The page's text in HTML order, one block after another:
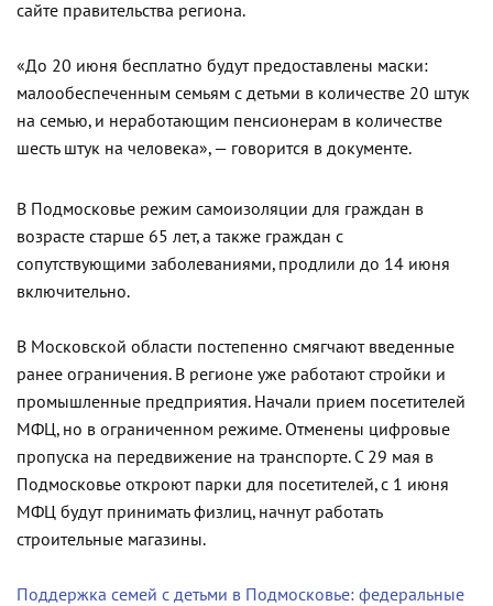
сайте правительства региона.
«До 20 июня бесплатно будут предоставлены маски:
малообеспеченным семьям с детьми в количестве 20 штук
на семью, и неработающим пенсионерам в количестве
шесть штук на человека», — говорится в документе.
В Подмосковье режим самоизоляции для граждан в
возрасте старше 65 лет, а также граждан с
сопутствующими заболеваниями, продлили до 14 июня
включительно.
В Московской области постепенно смягчают введенные
ранее ограничения. В регионе уже работают стройки и
промышленные предприятия. Начали прием посетителей
МФЦ, но в ограниченном режиме. Отменены цифровые
пропуска на передвижение на транспорте. С 29 мая в
Подмосковье откроют парки для посетителей, с 1 июня
МФЦ будут принимать физлиц, начнут работать
строительные магазины.
Поддержка семей с детьми в Подмосковье: федеральные